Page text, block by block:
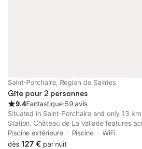
Saint-Porchaire, Région de Saintes
Gîte pour 2 personnes
9.4Fantastique⋅59 avis
Situated in Saint-Porchaire and only 13
Station, Château de La Vallade features
pool views, free WiFi and free private
Piscine extérieure Piscine
WiFi
dès 127 € par nuit